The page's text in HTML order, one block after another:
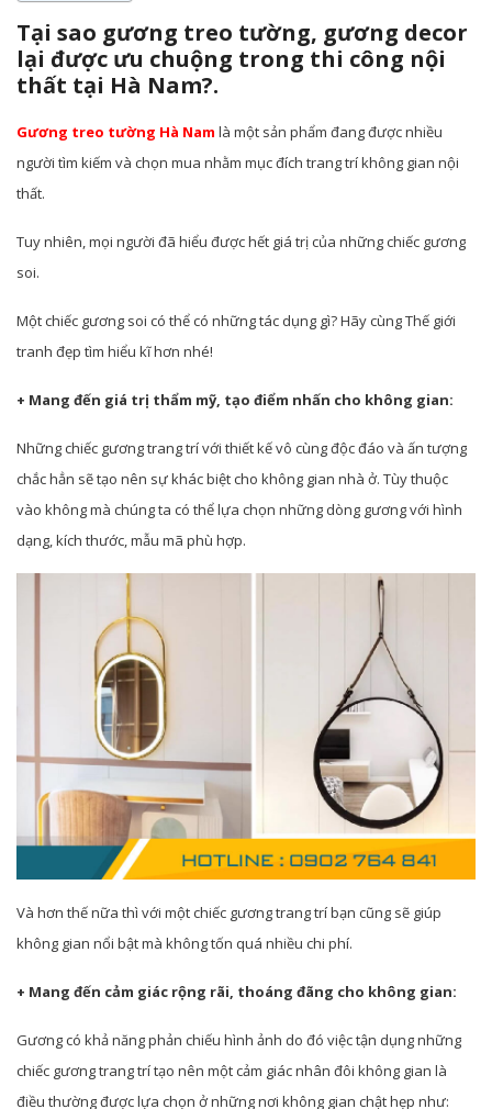
Tại sao gương treo tường, gương decor
lại được ưu chuộng trong thi công nội
thất tại Hà Nam?.
Gương treo tường Hà Nam là một sản phẩm đang được nhiều
người tìm kiếm và chọn mua nhằm mục đích trang trí không gian nội
thất.
Tuy nhiên, mọi người đã hiểu được hết giá trị của những chiếc gương
soi.
Một chiếc gương soi có thể có những tác dụng gì? Hãy cùng Thế giới
tranh đẹp tìm hiểu kĩ hơn nhé!
+ Mang đến giá trị thẩm mỹ, tạo điểm nhấn cho không gian:
Những chiếc gương trang trí với thiết kế vô cùng độc đáo và ấn tượng
chắc hẳn sẽ tạo nên sự khác biệt cho không gian nhà ở. Tùy thuộc
vào không mà chúng ta có thể lựa chọn những dòng gương với hình
dạng, kích thước, mẫu mã phù hợp.
Và hơn thế nữa thì với một chiếc gương trang trí bạn cũng sẽ giúp
không gian nổi bật mà không tốn quá nhiều chi phí.
+ Mang đến cảm giác rộng rãi, thoáng đãng cho không gian:
Gương có khả năng phản chiếu hình ảnh do đó việc tận dụng những
chiếc gương trang trí tạo nên một cảm giác nhân đôi không gian là
điều thường được lựa chọn ở những nơi không gian chật hẹp như: